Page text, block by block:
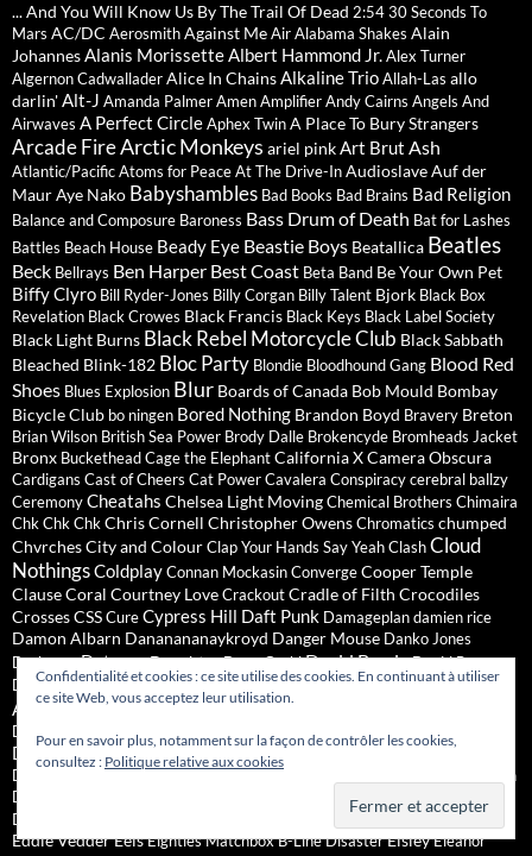
... And You Will Know Us By The Trail Of Dead 2:5430 Seconds To
Mars AC/DC AerosmithAgainst MeAirAlabama Shakes Alain
JohannesAlanis MorissetteAlbert Hammond Jr.Alex Turner
Algernon CadwalladerAlice In ChainsAlkaline TrioAllah-Las allo
darlin'Alt-J Amanda PalmerAmenAmplifierAndy Cairns Angels And
Airwaves A Perfect CircleAphex TwinA Place To Bury Strangers
Arcade FireArctic Monkeys ariel pinkArt Brut Ash
Atlantic/PacificAtoms for PeaceAt The Drive-InAudioslaveAuf der
MaurAye Nako Babyshambles Bad Books Bad Brains Bad Religion
Balance and Composure Baroness Bass Drum of Death Bat for Lashes
Battles Beach House Beady Eye Beastie Boys Beatallica Beatles
Beck Bellrays Ben Harper Best Coast Beta Band Be Your Own Pet
Biffy Clyro Bill Ryder-Jones Billy Corgan Billy Talent Bjork Black Box
Revelation Black Crowes Black Francis Black Keys Black Label Society
Black Light Burns Black Rebel Motorcycle Club Black Sabbath
Bleached Blink-182 Bloc Party Blondie Bloodhound Gang Blood Red
Shoes Blues Explosion Blur Boards of Canada Bob Mould Bombay
Bicycle Club bo ningen Bored Nothing Brandon Boyd Bravery Breton
Brian Wilson British Sea Power Brody Dalle Brokencyde Bromheads Jacket
Bronx BucketheadCage the ElephantCalifornia XCamera Obscura
Cardigans Cast of Cheers Cat PowerCavalera Conspiracycerebral ballzy
CeremonyCheatahs Chelsea Light MovingChemical Brothers Chimaira
Chk Chk ChkChris Cornell Christopher OwensChromatics chumped
ChvrchesCity and ColourClap Your Hands Say YeahClashCloud
NothingsColdplayConnan MockasinConvergeCooper Temple
ClauseCoral Courtney LoveCrackoutCradle of Filth Crocodiles
CrossesCSSCureCypress Hill Daft Punk Damageplandamien rice
Damon Albarn Dananananaykroyd Danger Mouse Danko Jones
DarknessDatsunsDaughterDave GrohlDavid BowieDavid Byrne
Dead ConfederateDead WeatherDeafheaven Deap Vally Death From
Above 1979 Death Grips
Desert Sessions dEUS Devendra Banhart Diarrhea Planet DIIV
Dinosaur Jr.Dirty Pretty Things Disappears
Dismemberment Plan
Distillers
Dizzee RascalDjango Django
Down To Earth
Dredg
Duke Garwood
Dum Dum Girls
Dylan
Eagles of Death Metal
earthless
Eddie VedderEelsEighties Matchbox B-Line DisasterEisleyEleanor
Confidentialité et cookies : ce site utilise des cookies. En continuant à utiliser
ce site Web, vous acceptez leur utilisation.
Pour en savoir plus, notamment sur la façon de contrôler les cookies,
consultez : Politique relative aux cookies